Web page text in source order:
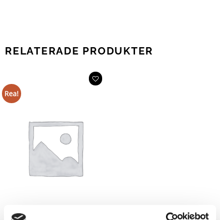
RELATERADE PRODUKTER
Rea!